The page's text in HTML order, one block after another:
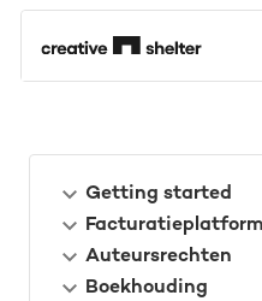
Getting started
Facturatieplatform
Auteursrechten
Boekhouding